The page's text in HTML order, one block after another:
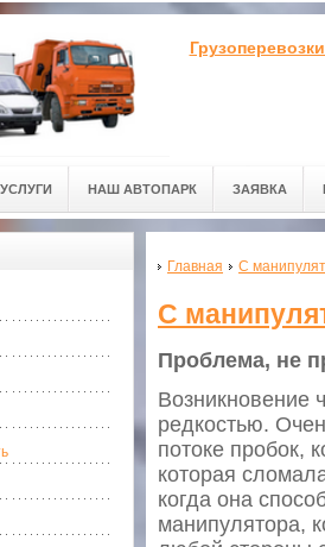
НАШ АВТОПАРК ЗАЯВКА
Главная С
С
Проблема, не
Возникновение
редкостью.
потоке пробок,
которая
когда она
манипулятора,